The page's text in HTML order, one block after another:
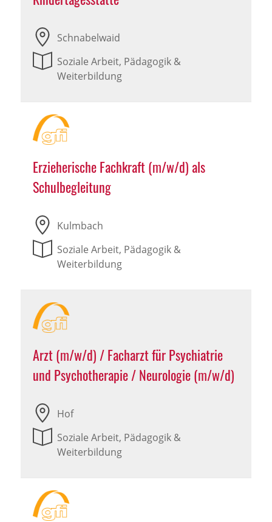
Schnabelwaid
Soziale Arbeit, Pädagogik &
Weiterbildung
Erzieherische Fachkraft (m/w/d) als
Schulbegleitung
Kulmbach
Soziale Arbeit, Pädagogik &
Weiterbildung
Arzt (m/w/d) / Facharzt für Psychiatrie
und Psychotherapie / Neurologie (m/w/d)
Hof
Soziale Arbeit, Pädagogik &
Weiterbildung